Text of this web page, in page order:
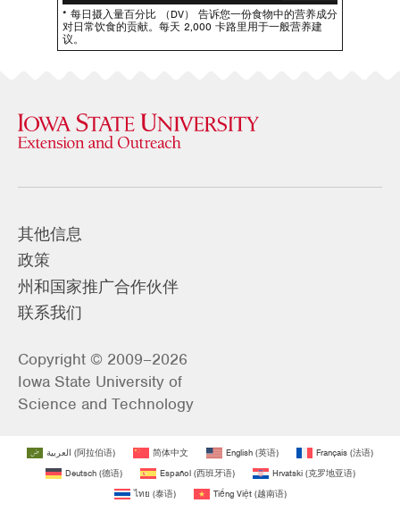
* 每日摄入量百分比 （DV） 告诉您一份食物中的营养成分
对日常饮食的贡献。每天 2,000 卡路里用于一般营养建
议。
其他信息
政策
州和国家推广合作伙伴
联系我们
Copyright © 2009–2026
Iowa State University of
Science and Technology
العربية (阿拉伯语) 简体中文 English (英语) Français (法语)
Deutsch(德语) Español(西班牙语) Hrvatski(克罗地亚语)
ไทย (泰语) Tiếng Việt(越南语)